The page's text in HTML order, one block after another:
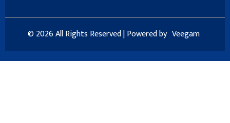
© 2026 All Rights Reserved | Powered by Veegam